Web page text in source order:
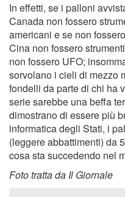
In effetti, se i palloni
Canada non fossero
americani e se non
Cina non fossero
non fossero UFO;
sorvolano i cieli di mezzo
fondelli da parte di chi ha
serie sarebbe una beffa
dimostrano di essere più
informatica degli Stati, i
(leggere abbattimenti) da
cosa sta succedendo nel
Foto tratta da Il Giornale